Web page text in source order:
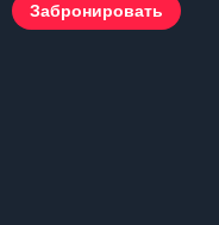
Забронировать